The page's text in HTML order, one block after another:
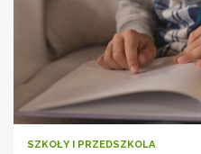
SZKOŁY I PRZEDSZKOLA